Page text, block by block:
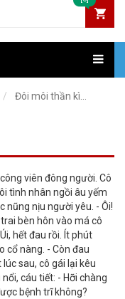
Đôi môi thần kì…
viên đông người. Cô
tình nhân ngồi âu yếm
nũng nịu người yêu. - Ôi!
bèn hôn vào má cô
hết đau rồi. Ít phút
cổ nàng. - Còn đau
sau, cô gái lại kêu
cáu tiết: - Hỡi chàng
bệnh trĩ không?